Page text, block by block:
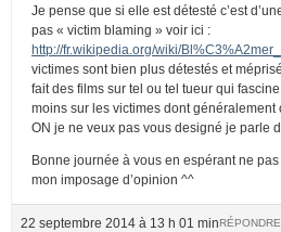
Je pense que si elle est détesté c’est
pas « victim blaming » voir ici :
http://fr.wikipedia.org/wiki/
victimes sont bien plus détestés et
fait des films sur tel ou tel tueur qui
moins sur les victimes dont
ON je ne veux pas vous designé je parle
Bonne journée à vous en espérant ne
mon imposage d’opinion ^^
22 septembre 2014 à 13 h 01 minRÉPONDRE